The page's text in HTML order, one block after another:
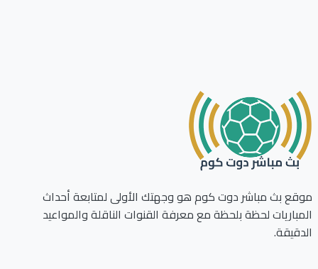
بث مباشر دوت كوم هو وجهتك الأولى لمتابعة أحداث
لحظة بلحظة مع معرفة القنوات الناقلة والمواعيد